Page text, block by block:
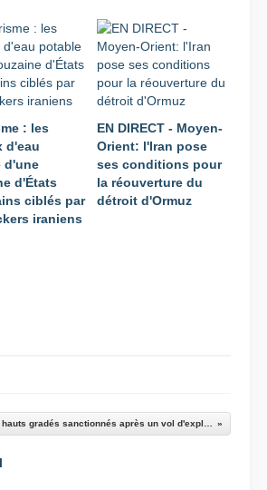
: les
d'eau
d'une
d'États
ciblés par
iraniens
EN DIRECT - Moyen-
Orient: l'Iran pose
ses conditions pour
la réouverture du
détroit d'Ormuz